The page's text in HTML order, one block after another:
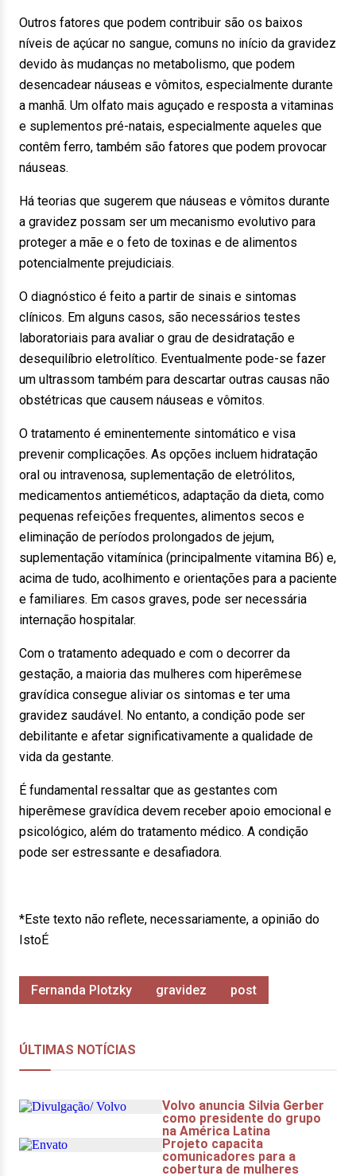
Outros fatores que podem contribuir são os baixos
níveis de açúcar no sangue, comuns no início da gravidez
devido às mudanças no metabolismo, que podem
desencadear náuseas e vômitos, especialmente durante
a manhã. Um olfato mais aguçado e resposta a vitaminas
e suplementos pré-natais, especialmente aqueles que
contêm ferro, também são fatores que podem provocar
náuseas.
Há teorias que sugerem que náuseas e vômitos durante
a gravidez possam ser um mecanismo evolutivo para
proteger a mãe e o feto de toxinas e de alimentos
potencialmente prejudiciais.
O diagnóstico é feito a partir de sinais e sintomas
clínicos. Em alguns casos, são necessários testes
laboratoriais para avaliar o grau de desidratação e
desequilíbrio eletrolítico. Eventualmente pode-se fazer
um ultrassom também para descartar outras causas não
obstétricas que causem náuseas e vômitos.
O tratamento é eminentemente sintomático e visa
prevenir complicações. As opções incluem hidratação
oral ou intravenosa, suplementação de eletrólitos,
medicamentos antieméticos, adaptação da dieta, como
pequenas refeições frequentes, alimentos secos e
eliminação de períodos prolongados de jejum,
suplementação vitamínica (principalmente vitamina B6) e,
acima de tudo, acolhimento e orientações para a paciente
e familiares. Em casos graves, pode ser necessária
internação hospitalar.
Com o tratamento adequado e com o decorrer da
gestação, a maioria das mulheres com hiperêmese
gravídica consegue aliviar os sintomas e ter uma
gravidez saudável. No entanto, a condição pode ser
debilitante e afetar significativamente a qualidade de
vida da gestante.
É fundamental ressaltar que as gestantes com
hiperêmese gravídica devem receber apoio emocional e
psicológico, além do tratamento médico. A condição
pode ser estressante e desafiadora.
*Este texto não reflete, necessariamente, a opinião do
IstoÉ
Fernanda Plotzky gravidez post